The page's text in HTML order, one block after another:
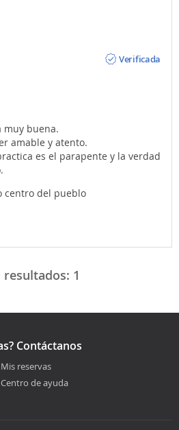
Verificada
muy buena.
amable y atento.
es el parapente y la verdad
centro del pueblo
resultados: 1
Contáctanos
Mis reservas
de ayuda